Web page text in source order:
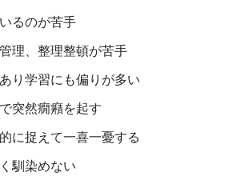
るのが苦手
理、整理整頓が苦手
り学習にも偏りが多い
突然癇癪を起す
に捉えて一喜一憂する
馴染めない